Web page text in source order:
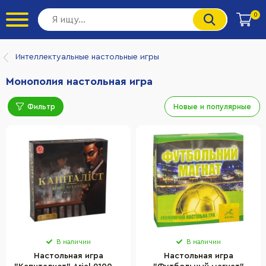
0
Интеллектуальные настольные игры
Монополия настольная игра
Фильтр Новые и популярные
В наличии
Настольная игра
В наличии
Настольная игра